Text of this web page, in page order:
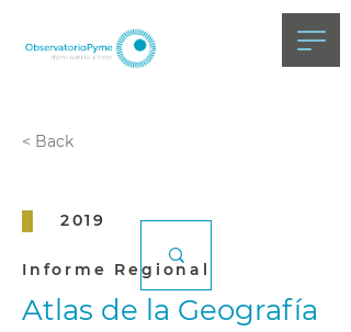
< Back
2019
Informe Regional
Atlas de la Geografía